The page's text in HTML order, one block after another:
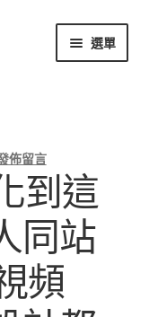
選單
佈留言
到這
同站
頻